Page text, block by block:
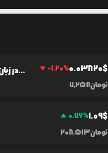
-1.20%0.03820$
7,258تومان
0.76%1.09$
208,513تومان